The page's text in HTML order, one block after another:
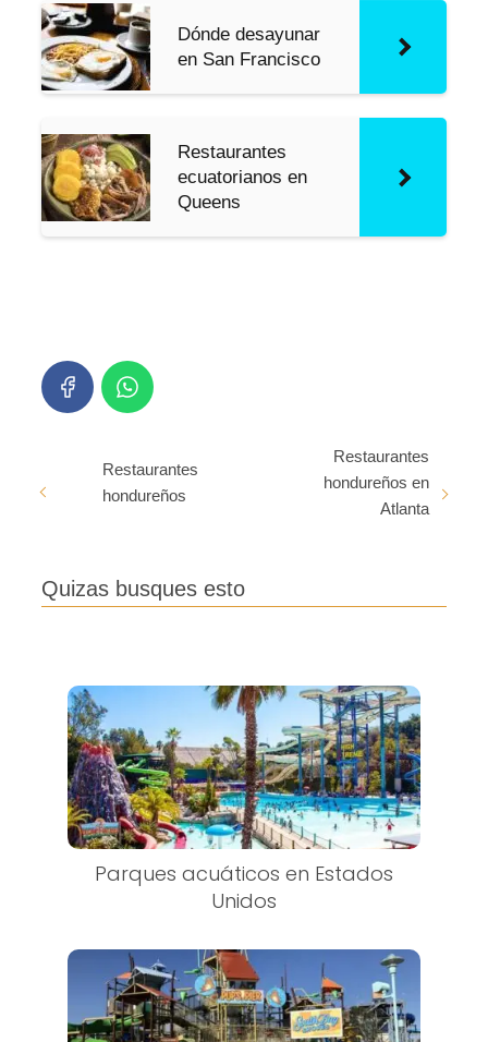
Dónde desayunar
en San Francisco
Restaurantes
ecuatorianos en
Queens
Restaurantes
hondureños
Restaurantes
hondureños en
Atlanta
Quizas busques esto
Parques acuáticos en Estados
Unidos